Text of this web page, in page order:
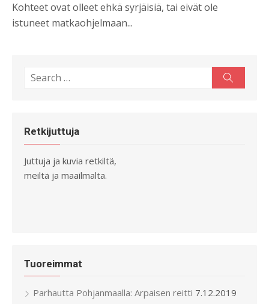
Kohteet ovat olleet ehkä syrjäisiä, tai eivät ole
istuneet matkaohjelmaan...
Search
Retkijuttuja
Juttuja ja kuvia retkiltä,
meiltä ja maailmalta.
Tuoreimmat
Parhautta Pohjanmaalla: Arpaisen reitti 7.12.2019